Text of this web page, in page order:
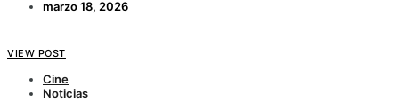
marzo 18, 2026
VIEW POST
Cine
Noticias